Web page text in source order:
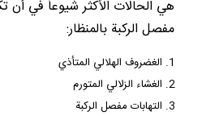
هي الحالات الأكثر شيوعاً في أن
مفصل الركبة بالمنظار:
الغضروف الهلالي المتأذي
الغشاء الزلالي المتورم
التهابات مفصل الركبة